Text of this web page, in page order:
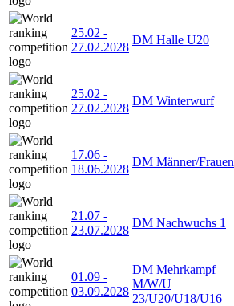
25.02 -
27.02.2028
DM Halle U20
25.02 -
27.02.2028
DM Winterwurf
17.06 -
18.06.2028
DM Männer/Frauen
21.07 -
23.07.2028
DM Nachwuchs 1
01.09 -
03.09.2028
DM Mehrkampf
M/W/U
23/U20/U18/U16